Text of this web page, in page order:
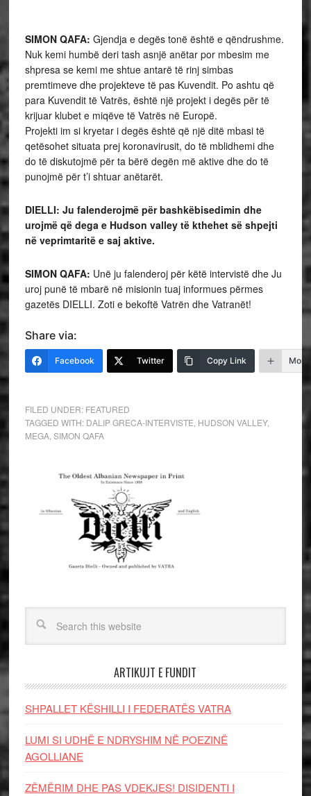
SIMON QAFA: Gjendja e degës tonë është e qëndrushme.
Nuk kemi humbë deri tash asnjë anëtar por mbesim me
shpresa se kemi me shtue antarë të rinj simbas
premtimeve dhe projekteve të pas Kuvendit. Po ashtu që
para Kuvendit të Vatrës, është një projekt i degës për të
krijuar klubet e miqëve të Vatrës në Europë.
Projekti im si kryetar i degës është që një ditë mbasi të
qetësohet situata prej koronavirusit, do të mblidhemi dhe
do të diskutojmë për ta bërë degën më aktive dhe do të
punojmë për t’i shtuar anëtarët.
DIELLI: Ju falenderojmë për bashkëbisedimin dhe
urojmë që dega e Hudson valley të kthehet së shpejti
në veprimtaritë e saj aktive.
SIMON QAFA: Unë ju falenderoj për këtë intervistë dhe Ju
uroj punë të mbarë në misionin tuaj informues përmes
gazetës DIELLI. Zoti e bekoftë Vatrën dhe Vatranët!
Share via:
Facebook Twitter Copy Link More
FILED UNDER: FEATURED
TAGGED WITH: DALIP GRECA-INTERVISTE HUDSON VALLEY,
MEGA, SIMON QAFA
ARTIKUJT E FUNDIT
SHPALLET KËSHILLI I FEDERATËS VATRA
LUMI SI UDHË E NDRYSHIM NË POEZINË
AGOLLIANE
ZËMËRIM DHE PAS VDEKJES! DISIDENTI I